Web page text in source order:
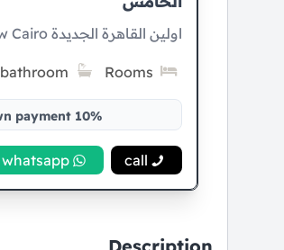
اولين القاهرة الجديدة Olin New Cairo
Rooms
bathroom
10% Down payment
10 سنوات Installment
call
whatsapp